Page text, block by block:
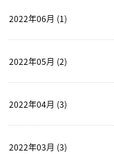
2022年06月 (1)
2022年05月 (2)
2022年04月 (3)
2022年03月 (3)